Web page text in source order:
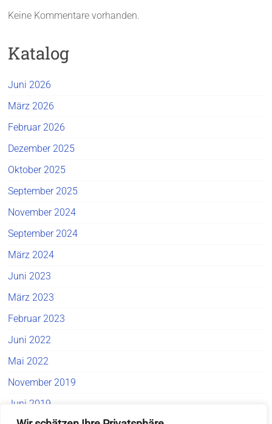
Keine Kommentare vorhanden.
Katalog
Juni 2026
März 2026
Februar 2026
Dezember 2025
Oktober 2025
September 2025
November 2024
September 2024
März 2024
Juni 2023
März 2023
Februar 2023
Juni 2022
Mai 2022
November 2019
Juni 2019